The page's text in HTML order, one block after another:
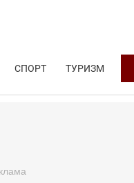
СПОРТ ТУРИЗМ